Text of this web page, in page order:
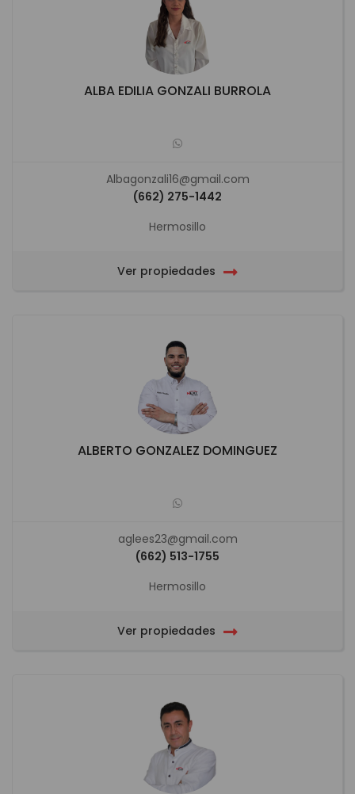
ALBA EDILIA GONZALI BURROLA
Albagonzali16@gmail.com
(662) 275-1442
Hermosillo
Ver propiedades
ALBERTO GONZALEZ DOMINGUEZ
aglees23@gmail.com
(662) 513-1755
Hermosillo
Ver propiedades